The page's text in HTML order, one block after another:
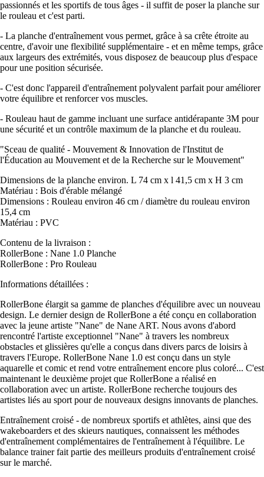
passionnés et les sportifs de tous âges - il suffit de poser la planche sur
le rouleau et c'est parti.
- La planche d'entraînement vous permet, grâce à sa crête étroite au
centre, d'avoir une flexibilité supplémentaire - et en même temps, grâce
aux largeurs des extrémités, vous disposez de beaucoup plus d'espace
pour une position sécurisée.
- C'est donc l'appareil d'entraînement polyvalent parfait pour améliorer
votre équilibre et renforcer vos muscles.
- Rouleau haut de gamme incluant une surface antidérapante 3M pour
une sécurité et un contrôle maximum de la planche et du rouleau.
"Sceau de qualité - Mouvement & Innovation de l'Institut de
l'Éducation au Mouvement et de la Recherche sur le Mouvement"
Dimensions de la planche environ. L 74 cm x l 41,5 cm x H 3 cm
Matériau : Bois d'érable mélangé
Dimensions : Rouleau environ 46 cm / diamètre du rouleau environ
15,4 cm
Matériau : PVC
Contenu de la livraison :
RollerBone : Nane 1.0 Planche
RollerBone : Pro Rouleau
Informations détaillées :
RollerBone élargit sa gamme de planches d'équilibre avec un nouveau
design. Le dernier design de RollerBone a été conçu en collaboration
avec la jeune artiste "Nane" de Nane ART. Nous avons d'abord
rencontré l'artiste exceptionnel "Nane" à travers les nombreux
obstacles et glissières qu'elle a conçus dans divers parcs de loisirs à
travers l'Europe. RollerBone Nane 1.0 est conçu dans un style
aquarelle et comic et rend votre entraînement encore plus coloré... C'est
maintenant le deuxième projet que RollerBone a réalisé en
collaboration avec un artiste. RollerBone recherche toujours des
artistes liés au sport pour de nouveaux designs innovants de planches.
Entraînement croisé - de nombreux sportifs et athlètes, ainsi que des
wakeboarders et des skieurs nautiques, connaissent les méthodes
d'entraînement complémentaires de l'entraînement à l'équilibre. Le
balance trainer fait partie des meilleurs produits d'entraînement croisé
sur le marché.